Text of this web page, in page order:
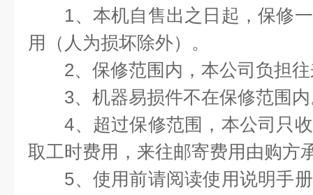
1、本机自售出之日起，保修一
用（人为损坏除外）。
2、保修范围内，本公司负担往
3、机器易损件不在保修范围内
4、超过保修范围，本公司只收
取工时费用，来往邮寄费用由购方
5、使用前请阅读使用说明手册